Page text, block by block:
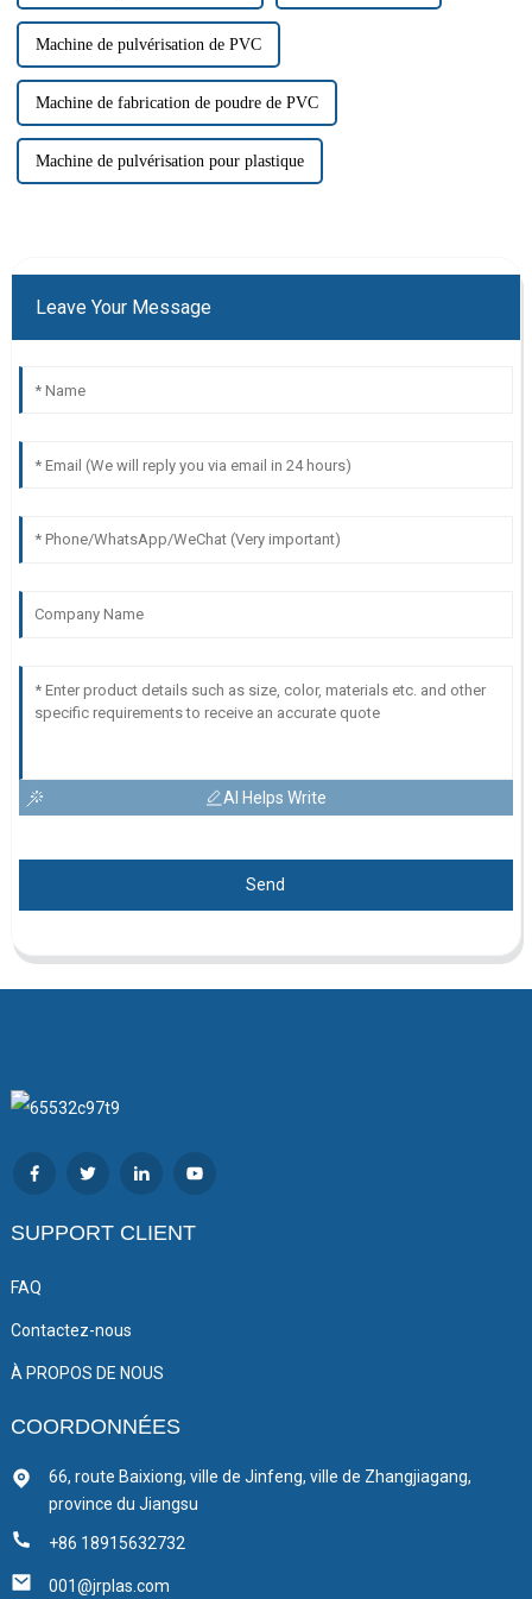
Machine de pulvérisation de PVC
Machine de fabrication de poudre de PVC
Machine de pulvérisation pour plastique
Leave Your Message
AI Helps Write
Send
SUPPORT CLIENT
FAQ
Contactez-nous
À PROPOS DE NOUS
COORDONNÉES
66, route Baixiong, ville de Jinfeng, ville de Zhangjiagang,
province du Jiangsu
+86 18915632732
001@jrplas.com